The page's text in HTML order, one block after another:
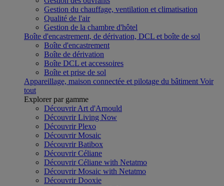
Gestion du chauffage, ventilation et climatisation
Qualité de l'air
Gestion de la chambre d'hôtel
Boîte d'encastrement, de dérivation, DCL et boîte de sol
Boîte d'encastrement
Boîte de dérivation
Boîte DCL et accessoires
Boîte et prise de sol
Appareillage, maison connectée et pilotage du bâtiment Voir
tout
Explorer par gamme
Découvrir Art d'Arnould
Découvrir Living Now
Découvrir Plexo
Découvrir Mosaic
Découvrir Batibox
Découvrir Céliane
Découvrir Céliane with Netatmo
Découvrir Mosaic with Netatmo
Découvrir Dooxie